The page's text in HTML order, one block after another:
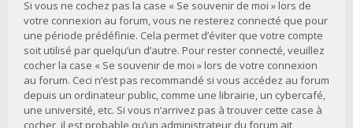
Si vous ne cochez pas la case « Se souvenir de moi » lors de
votre connexion au forum, vous ne resterez connecté que pour
une période prédéfinie. Cela permet d’éviter que votre compte
soit utilisé par quelqu’un d’autre. Pour rester connecté, veuillez
cocher la case « Se souvenir de moi » lors de votre connexion
au forum. Ceci n’est pas recommandé si vous accédez au forum
depuis un ordinateur public, comme une librairie, un cybercafé,
une université, etc. Si vous n’arrivez pas à trouver cette case à
cocher, il est probable qu’un administrateur du forum ait